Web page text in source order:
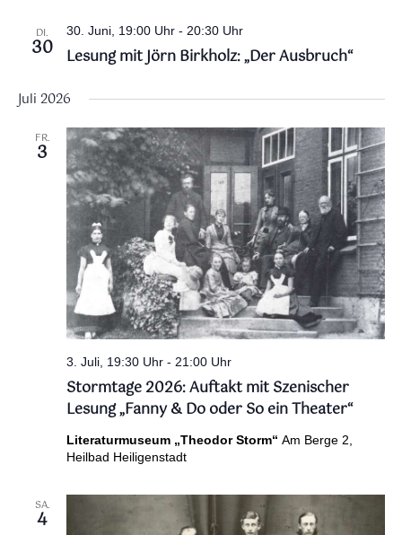
DI.
30
30. Juni, 19:00 Uhr- 20:30 Uhr
Lesung mit Jörn Birkholz: „Der Ausbruch“
Juli 2026
FR.
3
3. Juli, 19:30 Uhr- 21:00 Uhr
Stormtage 2026: Auftakt mit Szenischer
Lesung „Fanny & Do oder So ein Theater“
Literaturmuseum „Theodor Storm“ Am Berge 2,
Heilbad Heiligenstadt
SA.
4